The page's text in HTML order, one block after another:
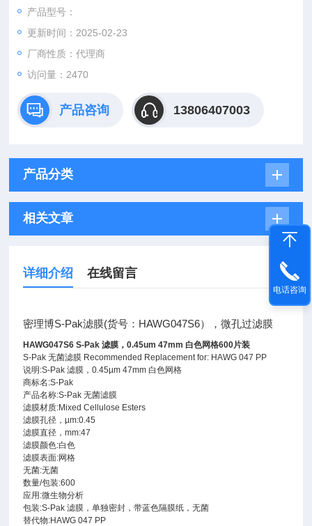
品牌|厂商：密理博|MERCK Millipore
产品型号：
更新时间：2025-02-23
厂商性质：代理商
访问量：2470
产品咨询 13806407003
产品分类
相关文章
详细介绍 在线留言
密理博S-Pak滤膜(货号：HAWG047S6），微孔过滤膜
HAWG047S6 S-Pak 滤膜，0.45um 47mm 白色网格600片装
S-Pak 无菌滤膜 Recommended Replacement for: HAWG 047 PP
说明:S-Pak 滤膜，0.45µm 47mm 白色网格
商标名:S-Pak
产品名称:S-Pak 无菌滤膜
滤膜材质:Mixed Cellulose Esters
滤膜孔径，µm:0.45
滤膜直径，mm:47
滤膜颜色:白色
滤膜表面:网格
无菌:无菌
数量/包装:600
应用:微生物分析
包装:S-Pak 滤膜，单独密封，带蓝色隔膜纸，无菌
替代物:HAWG 047 PP
电话咨询